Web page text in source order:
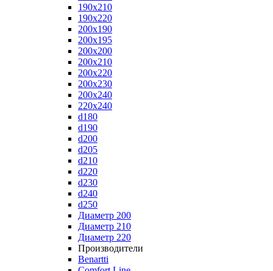
190x210
190x220
200x190
200x195
200x200
200x210
200x220
200x230
200x240
220x240
d180
d190
d200
d205
d210
d220
d230
d240
d250
Диаметр 200
Диаметр 210
Диаметр 220
Производители
Benartti